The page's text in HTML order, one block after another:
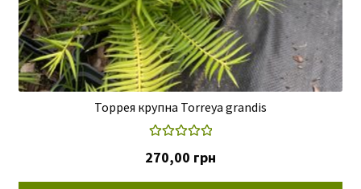
Торрея крупна Torreya grandis
5.00 з 5
270,00 грн